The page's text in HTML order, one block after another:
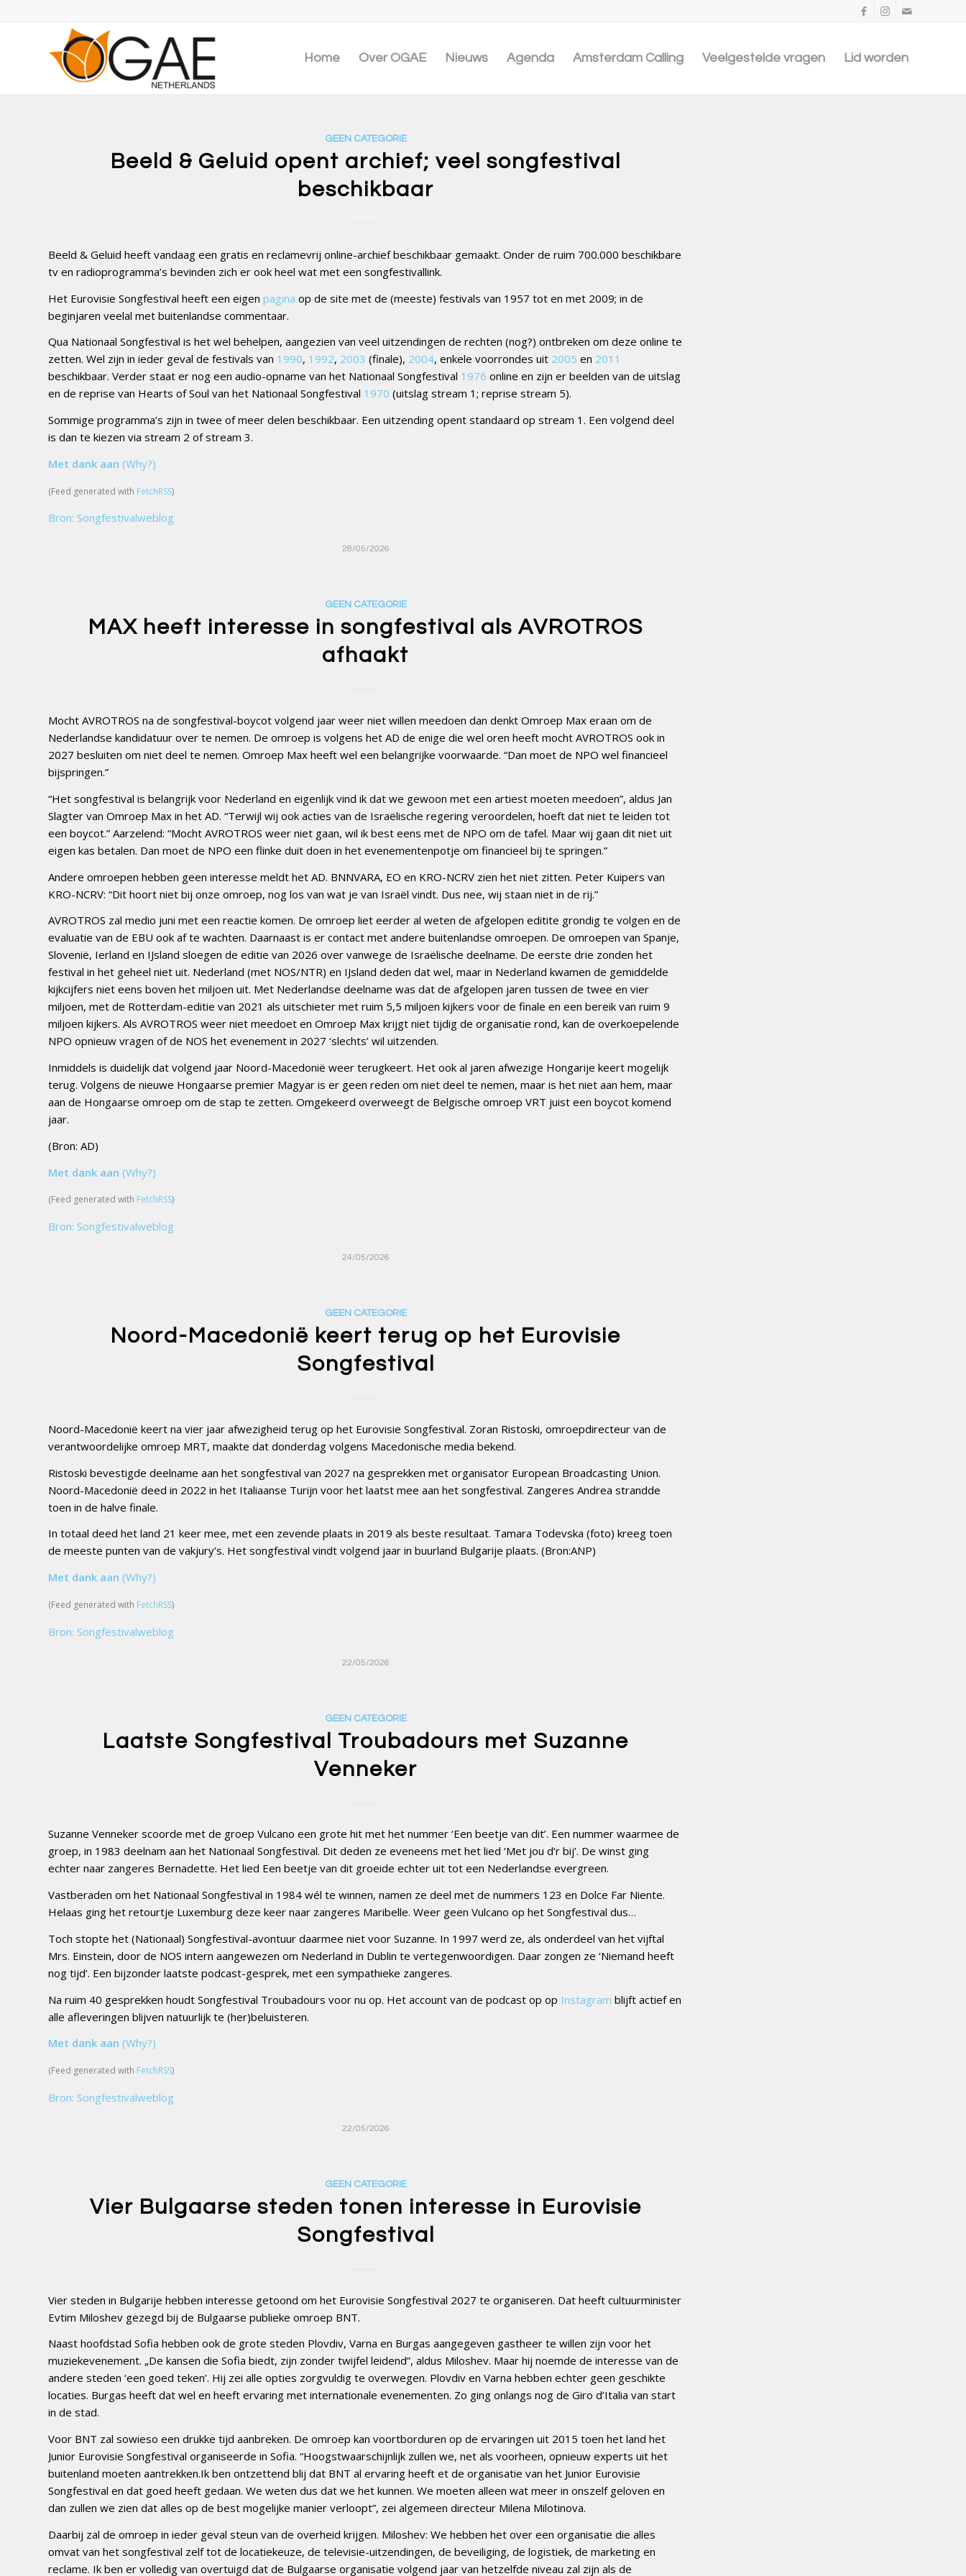
Home Over OGAE Nieuws Agenda Amsterdam Calling Veelgestelde vragen Lid worden
GEEN CATEGORIE
Beeld & Geluid opent archief; veel songfestival
beschikbaar
Beeld & Geluid heeft vandaag een gratis en reclamevrij online-archief beschikbaar gemaakt. Onder de ruim 700.000 beschikbare
tv en radioprogramma’s bevinden zich er ook heel wat met een songfestivallink.
Het Eurovisie Songfestival heeft een eigen pagina op de site met de (meeste) festivals van 1957 tot en met 2009; in de
beginjaren veelal met buitenlandse commentaar.
Qua Nationaal Songfestival is het wel behelpen, aangezien van veel uitzendingen de rechten (nog?) ontbreken om deze online te
zetten. Wel zijn in ieder geval de festivals van 1990, 1992, 2003 (finale), 2004, enkele voorrondes uit 2005 en 2011
beschikbaar. Verder staat er nog een audio-opname van het Nationaal Songfestival 1976 online en zijn er beelden van de uitslag
en de reprise van Hearts of Soul van het Nationaal Songfestival 1970 (uitslag stream 1; reprise stream 5).
Sommige programma’s zijn in twee of meer delen beschikbaar. Een uitzending opent standaard op stream 1. Een volgend deel
is dan te kiezen via stream 2 of stream 3.
Met dank aan (Why?)
(Feed generated with FetchRSS)
Bron: Songfestivalweblog
28/05/2026
GEEN CATEGORIE
MAX heeft interesse in songfestival als AVROTROS
afhaakt
Mocht AVROTROS na de songfestival-boycot volgend jaar weer niet willen meedoen dan denkt Omroep Max eraan om de
Nederlandse kandidatuur over te nemen. De omroep is volgens het AD de enige die wel oren heeft mocht AVROTROS ook in
2027 besluiten om niet deel te nemen. Omroep Max heeft wel een belangrijke voorwaarde. “Dan moet de NPO wel financieel
bijspringen.”
“Het songfestival is belangrijk voor Nederland en eigenlijk vind ik dat we gewoon met een artiest moeten meedoen”, aldus Jan
Slagter van Omroep Max in het AD. “Terwijl wij ook acties van de Israëlische regering veroordelen, hoeft dat niet te leiden tot
een boycot.” Aarzelend: “Mocht AVROTROS weer niet gaan, wil ik best eens met de NPO om de tafel. Maar wij gaan dit niet uit
eigen kas betalen. Dan moet de NPO een flinke duit doen in het evenementenpotje om financieel bij te springen.”
Andere omroepen hebben geen interesse meldt het AD. BNNVARA, EO en KRO-NCRV zien het niet zitten. Peter Kuipers van
KRO-NCRV: “Dit hoort niet bij onze omroep, nog los van wat je van Israël vindt. Dus nee, wij staan niet in de rij.”
AVROTROS zal medio juni met een reactie komen. De omroep liet eerder al weten de afgelopen editite grondig te volgen en de
evaluatie van de EBU ook af te wachten. Daarnaast is er contact met andere buitenlandse omroepen. De omroepen van Spanje,
Slovenië, Ierland en IJsland sloegen de editie van 2026 over vanwege de Israëlische deelname. De eerste drie zonden het
festival in het geheel niet uit. Nederland (met NOS/NTR) en IJsland deden dat wel, maar in Nederland kwamen de gemiddelde
kijkcijfers niet eens boven het miljoen uit. Met Nederlandse deelname was dat de afgelopen jaren tussen de twee en vier
miljoen, met de Rotterdam-editie van 2021 als uitschieter met ruim 5,5 miljoen kijkers voor de finale en een bereik van ruim 9
miljoen kijkers. Als AVROTROS weer niet meedoet en Omroep Max krijgt niet tijdig de organisatie rond, kan de overkoepelende
NPO opnieuw vragen of de NOS het evenement in 2027 ‘slechts’ wil uitzenden.
Inmiddels is duidelijk dat volgend jaar Noord-Macedonië weer terugkeert. Het ook al jaren afwezige Hongarije keert mogelijk
terug. Volgens de nieuwe Hongaarse premier Magyar is er geen reden om niet deel te nemen, maar is het niet aan hem, maar
aan de Hongaarse omroep om de stap te zetten. Omgekeerd overweegt de Belgische omroep VRT juist een boycot komend
jaar.
(Bron: AD)
Met dank aan (Why?)
(Feed generated with FetchRSS)
Bron: Songfestivalweblog
24/05/2026
GEEN CATEGORIE
Noord-Macedonië keert terug op het Eurovisie
Songfestival
Noord-Macedonië keert na vier jaar afwezigheid terug op het Eurovisie Songfestival. Zoran Ristoski, omroepdirecteur van de
verantwoordelijke omroep MRT, maakte dat donderdag volgens Macedonische media bekend.
Ristoski bevestigde deelname aan het songfestival van 2027 na gesprekken met organisator European Broadcasting Union.
Noord-Macedonië deed in 2022 in het Italiaanse Turijn voor het laatst mee aan het songfestival. Zangeres Andrea strandde
toen in de halve finale.
In totaal deed het land 21 keer mee, met een zevende plaats in 2019 als beste resultaat. Tamara Todevska (foto) kreeg toen
de meeste punten van de vakjury’s. Het songfestival vindt volgend jaar in buurland Bulgarije plaats. (Bron:ANP)
Met dank aan (Why?)
(Feed generated with FetchRSS)
Bron: Songfestivalweblog
22/05/2026
GEEN CATEGORIE
Laatste Songfestival Troubadours met Suzanne
Venneker
Suzanne Venneker scoorde met de groep Vulcano een grote hit met het nummer ‘Een beetje van dit’. Een nummer waarmee de
groep, in 1983 deelnam aan het Nationaal Songfestival. Dit deden ze eveneens met het lied ‘Met jou d’r bij’. De winst ging
echter naar zangeres Bernadette. Het lied Een beetje van dit groeide echter uit tot een Nederlandse evergreen.
Vastberaden om het Nationaal Songfestival in 1984 wél te winnen, namen ze deel met de nummers 123 en Dolce Far Niente.
Helaas ging het retourtje Luxemburg deze keer naar zangeres Maribelle. Weer geen Vulcano op het Songfestival dus…
Toch stopte het (Nationaal) Songfestival-avontuur daarmee niet voor Suzanne. In 1997 werd ze, als onderdeel van het vijftal
Mrs. Einstein, door de NOS intern aangewezen om Nederland in Dublin te vertegenwoordigen. Daar zongen ze ‘Niemand heeft
nog tijd’. Een bijzonder laatste podcast-gesprek, met een sympathieke zangeres.
Na ruim 40 gesprekken houdt Songfestival Troubadours voor nu op. Het account van de podcast op op Instagram blijft actief en
alle afleveringen blijven natuurlijk te (her)beluisteren.
Met dank aan (Why?)
(Feed generated with FetchRSS)
Bron: Songfestivalweblog
22/05/2026
GEEN CATEGORIE
Vier Bulgaarse steden tonen interesse in Eurovisie
Songfestival
Vier steden in Bulgarije hebben interesse getoond om het Eurovisie Songfestival 2027 te organiseren. Dat heeft cultuurminister
Evtim Miloshev gezegd bij de Bulgaarse publieke omroep BNT.
Naast hoofdstad Sofia hebben ook de grote steden Plovdiv, Varna en Burgas aangegeven gastheer te willen zijn voor het
muziekevenement. „De kansen die Sofia biedt, zijn zonder twijfel leidend”, aldus Miloshev. Maar hij noemde de interesse van de
andere steden ‘een goed teken’. Hij zei alle opties zorgvuldig te overwegen. Plovdiv en Varna hebben echter geen geschikte
locaties. Burgas heeft dat wel en heeft ervaring met internationale evenementen. Zo ging onlangs nog de Giro d’Italia van start
in de stad.
Voor BNT zal sowieso een drukke tijd aanbreken. De omroep kan voortborduren op de ervaringen uit 2015 toen het land het
Junior Eurovisie Songfestival organiseerde in Sofia. “Hoogstwaarschijnlijk zullen we, net als voorheen, opnieuw experts uit het
buitenland moeten aantrekken.Ik ben ontzettend blij dat BNT al ervaring heeft et de organisatie van het Junior Eurovisie
Songfestival en dat goed heeft gedaan. We weten dus dat we het kunnen. We moeten alleen wat meer in onszelf geloven en
dan zullen we zien dat alles op de best mogelijke manier verloopt”, zei algemeen directeur Milena Milotinova.
Daarbij zal de omroep in ieder geval steun van de overheid krijgen. Miloshev: We hebben het over een organisatie die alles
omvat van het songfestival zelf tot de locatiekeuze, de televisie-uitzendingen, de beveiliging, de logistiek, de marketing en
reclame. Ik ben er volledig van overtuigd dat de Bulgaarse organisatie volgend jaar van hetzelfde niveau zal zijn als de